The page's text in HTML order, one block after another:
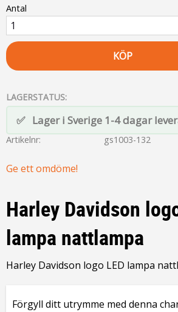
Antal
KÖP
LAGERSTATUS
Lager i Sverige 1-4 dagar
Artikelnr gs1003-132
Ge ett omdöme!
Harley Davidson
lampa nattlampa
Harley Davidson logo LED lampa
Förgyll ditt utrymme med denna